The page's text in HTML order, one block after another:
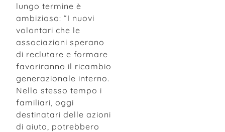
lungo termine è
ambizioso: “I nuovi
volontari che le
associazioni sperano
di reclutare e formare
favoriranno il ricambio
generazionale interno.
Nello stesso tempo i
familiari, oggi
destinatari delle azioni
di aiuto, potrebbero